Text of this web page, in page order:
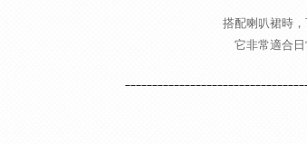
搭配喇叭裙時
它非常適合